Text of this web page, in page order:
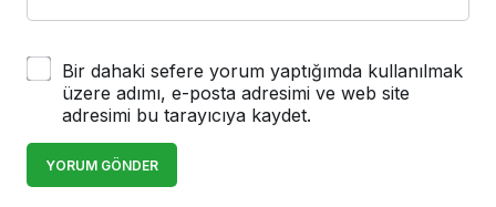
Bir dahaki sefere yorum yaptığımda kullanılmak
üzere adımı, e-posta adresimi ve web site
adresimi bu tarayıcıya kaydet.
YORUM GÖNDER